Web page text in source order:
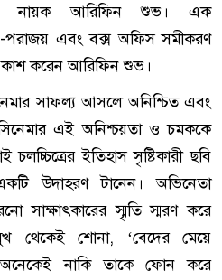
নায়ক আরিফিন শুভ। এক
পরাজয় এবং বক্স অফিস সমীকরণ
করেন আরিফিন শুভ।
সাফল্য আসলে অনিশ্চিত এবং
এই অনিশ্চয়তা ও চমককে
ইতিহাস সৃষ্টিকারী ছবি
উদাহরণ টানেন। অভিনেতা
সাক্ষাৎকারের স্মৃতি স্মরণ করে
থেকেই শোনা, ‘বেদের মেয়ে
নাকি তাকে ফোন করে